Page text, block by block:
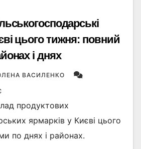
цього тижня: повний
і днях
ВАСИЛЕНКО
продуктових
ярмарків у Києві цього
по днях і районах.